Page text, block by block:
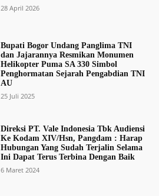
28 April 2026
Bupati Bogor Undang Panglima TNI
dan Jajarannya Resmikan Monumen
Helikopter Puma SA 330 Simbol
Penghormatan Sejarah Pengabdian TNI
AU
25 Juli 2025
Direksi PT. Vale Indonesia Tbk Audiensi
Ke Kodam XIV/Hsn, Pangdam : Harap
Hubungan Yang Sudah Terjalin Selama
Ini Dapat Terus Terbina Dengan Baik
6 Maret 2024